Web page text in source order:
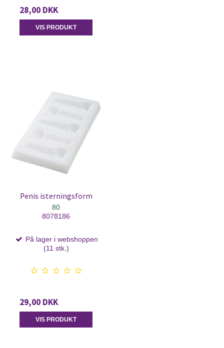
28,00 DKK
VIS PRODUKT
Penis isterningsform
80
8078186
På lager i webshoppen
(11 stk.)
29,00 DKK
VIS PRODUKT